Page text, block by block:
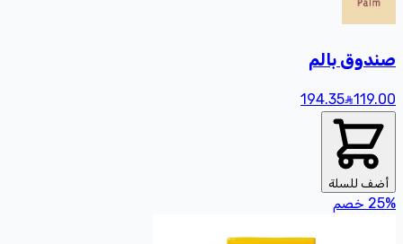
صندوق بالم
119.00
194.35
أضف للسلة
25% خصم